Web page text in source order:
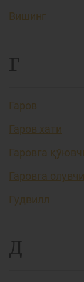
Вишинг
Г
Гаров
Гаров хати
Гаровга
Гаровга олувчи
Гудвилл
Д